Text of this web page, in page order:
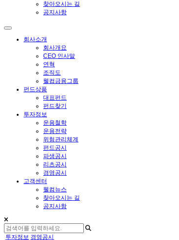
찾아오시는 길
공지사항
회사소개
회사개요
CEO 인사말
연혁
조직도
웰컴금융그룹
펀드상품
대표펀드
펀드찾기
투자정보
운용철학
운용전략
위험관리체계
펀드공시
파생공시
리츠공시
경영공시
고객센터
웰컴뉴스
찾아오시는 길
공지사항
투자정보 경영공시